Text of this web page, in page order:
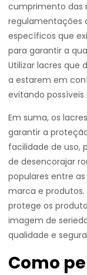
cumprimento das
regulamentações
específicos que
para garantir a
Utilizar lacres que
a estarem em
evitando
Em suma, os
garantir a
facilidade de uso,
de desencorajar
populares entre
marca e produtos.
protege os
imagem de
qualidade e
Como